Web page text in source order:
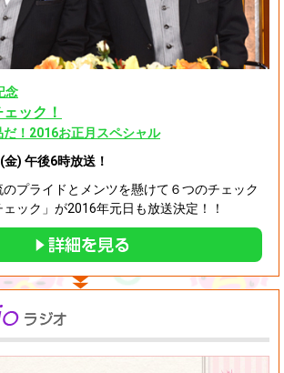
念
ック！
！2016お正月スペシャル
) 午後6時放送！
プライドとメンツを懸けて６つのチェック
ック」が2016年元日も放送決定！！